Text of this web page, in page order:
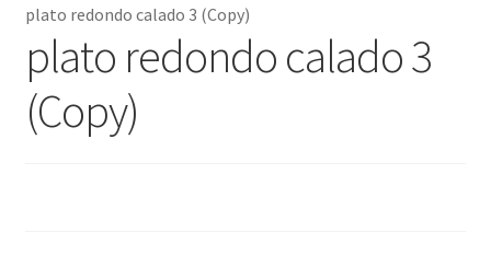
Porcelana blanca
Porcelana blanca Profesional y Hostelería
plato redondo calado 3 (Copy)
plato redondo calado 3
(Copy)